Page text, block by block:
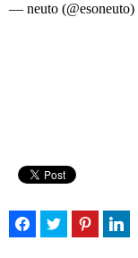
— neuto (@esoneuto)